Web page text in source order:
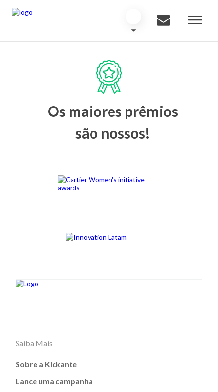
Os maiores prêmios
são nossos!
Saiba Mais
Sobre a Kickante
Lance uma campanha